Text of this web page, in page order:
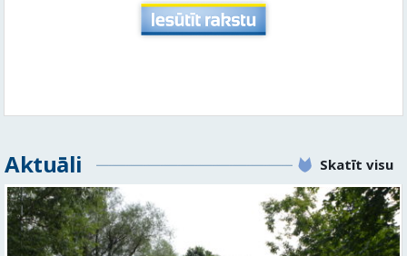
Aktuāli Skatīt visu